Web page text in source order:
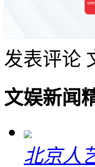
发表评论
文娱新闻
北京人